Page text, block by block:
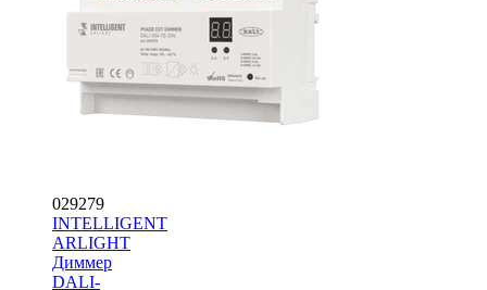
029279
INTELLIGENT
ARLIGHT
Диммер
DALI-